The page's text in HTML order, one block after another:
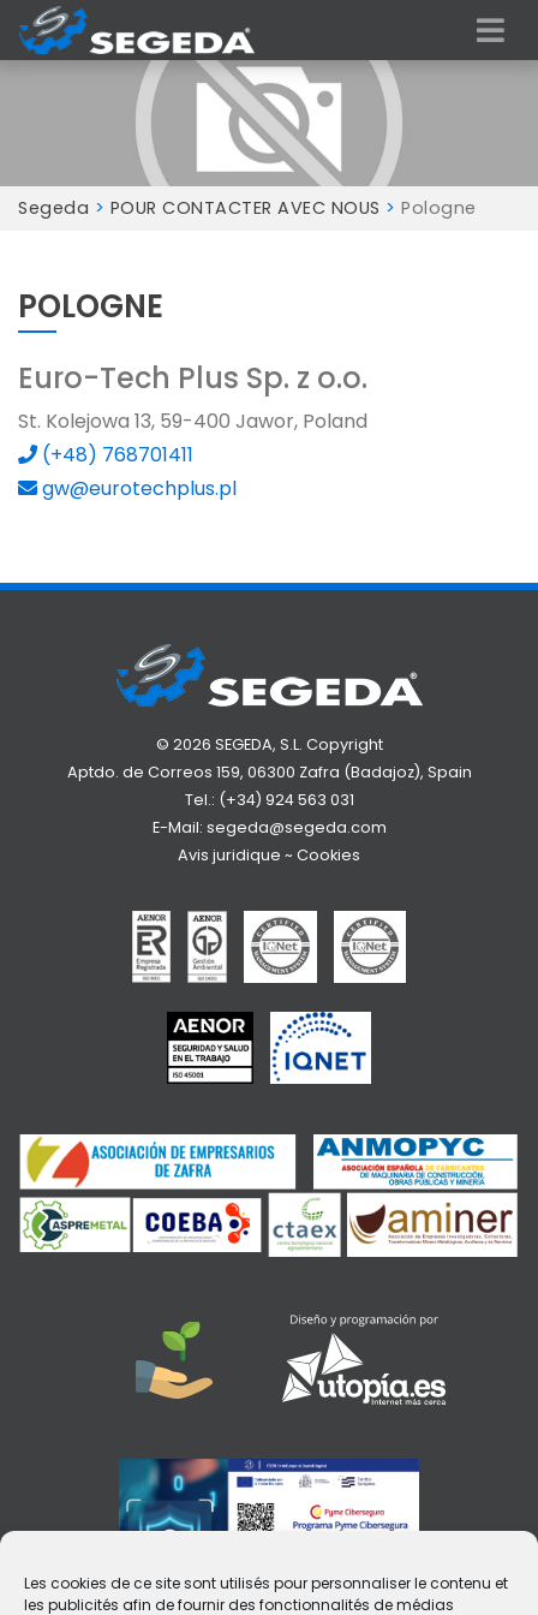
Les cookies de ce site sont utilisés pour personnaliser le contenu et
les publicités afin de fournir des fonctionnalités de médias
Segeda > POUR CONTACTER AVEC NOUS > Pologne
POLOGNE
Euro-Tech Plus Sp. z o.o.
St. Kolejowa 13, 59-400 Jawor, Poland
(+48) 768701411
gw@eurotechplus.pl
© 2026 SEGEDA, S.L. Copyright
Aptdo. de Correos 159, 06300 Zafra (Badajoz), Spain
Tel.: (+34) 924 563 031
E-Mail: segeda@segeda.com
Avis juridique ~ Cookies